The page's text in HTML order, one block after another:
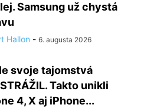
Samsung už chystá
Hallon - 6. augusta 2026
svoje tajomstvá
Takto unikli
4, X aj iPhone...